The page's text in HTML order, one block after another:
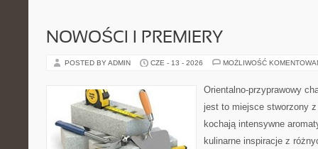
NOWOŚCI I PREMIERY
POSTED BY ADMIN CZE - 13 - 2026 MOŻLIWOŚĆ
Orientalno-przyprawowy
jest to miejsce stworzony
kochają intensywne
kulinarne inspiracje z